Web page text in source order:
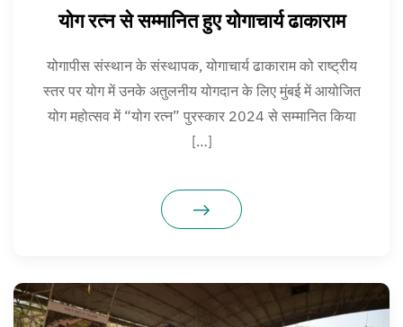
योग रत्न से सम्मानित हुए योगाचार्य ढाकाराम
योगापीस संस्थान के संस्थापक, योगाचार्य ढाकाराम को राष्ट्रीय
स्तर पर योग में उनके अतुलनीय योगदान के लिए मुंबई में आयोजित
योग महोत्सव में “योग रत्न” पुरस्कार 2024 से सम्मानित किया
[…]